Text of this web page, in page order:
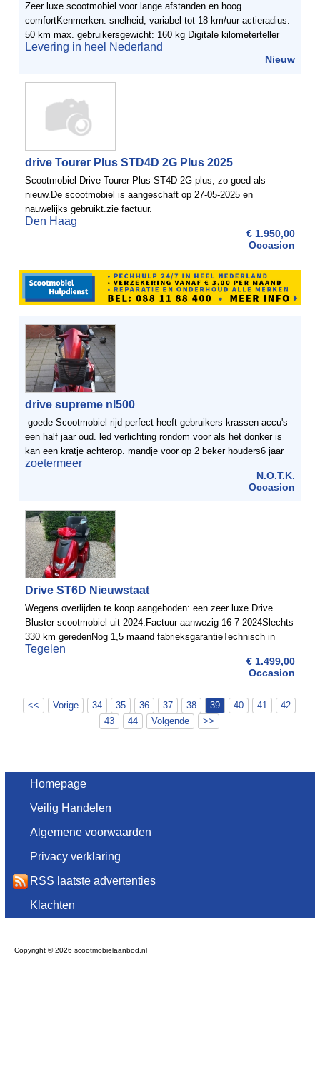
Zeer luxe scootmobiel voor lange afstanden en hoog
comfortKenmerken: snelheid; variabel tot 18 km/uur actieradius:
50 km max. gebruikersgewicht: 160 kg Digitale kilometerteller
comfortabele verstelbare deluxe-kapiteinsstoel Rondom geveerd
Levering in heel Nederland
Nieuw
drive Tourer Plus STD4D 2G Plus 2025
Scootmobiel Drive Tourer Plus ST4D 2G plus, zo goed als
nieuw.De scootmobiel is aangeschaft op 27-05-2025 en
nauwelijks gebruikt.zie factuur.
Den Haag
€ 1.950,00
Occasion
drive supreme nl500
goede Scootmobiel rijd perfect heeft gebruikers krassen accu's
een half jaar oud. led verlichting rondom voor als het donker is
kan een kratje achterop. mandje voor op 2 beker houders6 jaar
oud richting aanwijzers ...
zoetermeer
N.O.T.K.
Occasion
Drive ST6D Nieuwstaat
Wegens overlijden te koop aangeboden: een zeer luxe Drive
Bluster scootmobiel uit 2024.Factuur aanwezig 16-7-2024Slechts
330 km geredenNog 1,5 maand fabrieksgarantieTechnisch in
nieuwstaatDoor onzorgvuldig gebruik zijn aan de buitenzijde ...
Tegelen
€ 1.499,00
Occasion
<< Vorige 34 35 36 37 38 39 40 41
42
43
44 Volgende >>
Homepage
Veilig Handelen
Algemene voorwaarden
Privacy verklaring
RSS laatste advertenties
Klachten
Copyright © 2026 scootmobielaanbod.nl